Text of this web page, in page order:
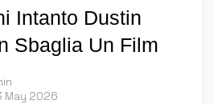
Intanto Dustin
Sbaglia Un Film
May 2026